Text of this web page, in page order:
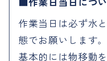
作業当日は必ず水
態でお願いします。
基本的には物移動